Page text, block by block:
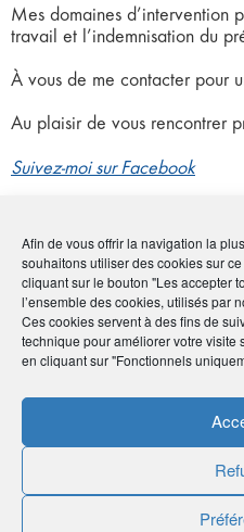
Afin de vous offrir la navigation la
souhaitons utiliser des cookies sur
cliquant sur le bouton "Les accepter
l’ensemble des cookies, utilisés par
Ces cookies servent à des fins de
technique pour améliorer votre visite
en cliquant sur "Fonctionnels
Mes domaines d’intervention
travail et l’indemnisation du
À vous de me contacter pour
Au plaisir de vous rencontrer
Suivez-moi sur Facebook
Coordonnées
• Marie-Katell Kaigre
• 21 boulevard Extérieur
https://
3 novembre 2020